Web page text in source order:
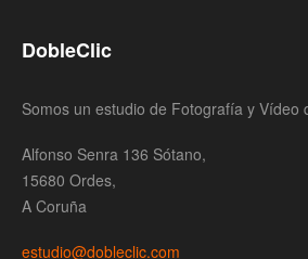
DobleClic
Somos un estudio de Fotografía y Vídeo
Alfonso Senra 136 Sótano,
15680 Ordes,
A Coruña
estudio@dobleclic.com